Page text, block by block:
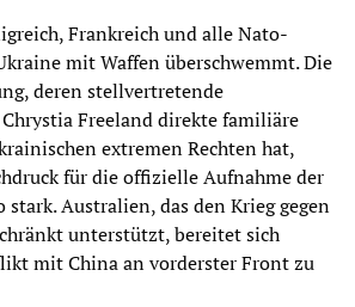
Frankreich und alle Nato-
mit Waffen überschwemmt. Die
deren stellvertretende
Freeland direkte familiäre
extremen Rechten hat,
für die offizielle Aufnahme der
Australien, das den Krieg gegen
unterstützt, bereitet sich
mit China an vorderster Front zu